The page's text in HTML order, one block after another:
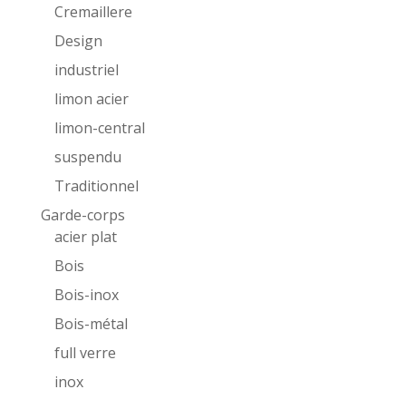
Cremaillere
Design
industriel
limon acier
limon-central
suspendu
Traditionnel
Garde-corps
acier plat
Bois
Bois-inox
Bois-métal
full verre
inox